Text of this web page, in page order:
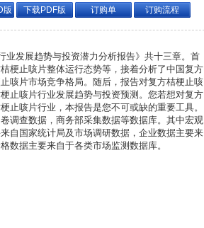
版 下载PDF版 订购单 订购流程
业发展趋势与投资潜力分析报告》共十三章。首
梗止咳片整体运行态势等，接着分析了中国复方
咳片市场竞争格局。随后，报告对复方桔梗止咳
止咳片行业发展趋势与投资预测。您若想对复方
止咳片行业，本报告是您不可或缺的重要工具。
调查数据，商务部采集数据等数据库。其中宏观
自国家统计局及市场调研数据，企业数据主要来
数据主要来自于各类市场监测数据库。